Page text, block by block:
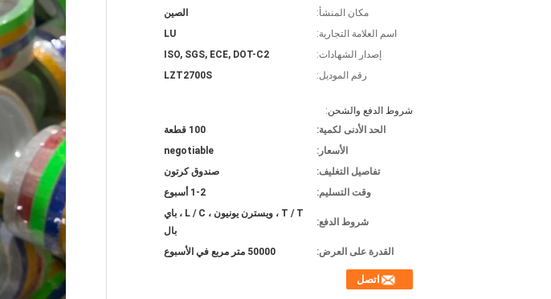
مكان المنشأ:
الصين
اسم العلامة التجارية:
LU
إصدار الشهادات:
ISO, SGS, ECE, DOT-C2
رقم الموديل:
LZT2700S
شروط الدفع والشحن:
الحد الأدنى لكمية:
100 قطعة
الأسعار:
negotiable
تفاصيل التغليف:
صندوق كرتون
وقت التسليم:
1-2 أسبوع
شروط الدفع:
T / T ، ويسترن يونيون ، L / C ، باي
بال
القدرة على العرض:
50000 متر مربع في الأسبوع
اتصل